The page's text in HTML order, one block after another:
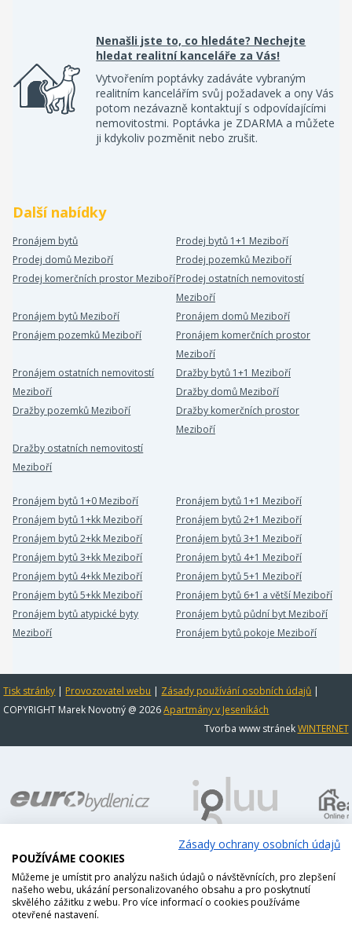
Nenašli jste to, co hledáte? Nechejte
hledat realitní kanceláře za Vás!
Vytvořením poptávky zadáváte vybraným
realitním kancelářím svůj požadavek a ony Vás
potom nezávazně kontaktují s odpovídajícími
nemovitostmi. Poptávka je ZDARMA a můžete
ji kdykoliv pozměnit nebo zrušit.
Další nabídky
Pronájem bytů
Prodej bytů 1+1 Meziboří
Prodej domů Meziboří
Prodej pozemků Meziboří
Prodej komerčních prostor MeziboříProdej ostatních nemovitostí
Meziboří
Pronájem bytů Meziboří
Pronájem domů Meziboří
Pronájem pozemků Meziboří
Pronájem komerčních prostor
Meziboří
Pronájem ostatních nemovitostí
Meziboří
Dražby bytů 1+1 Meziboří
Dražby domů Meziboří
Dražby pozemků Meziboří
Dražby komerčních prostor
Meziboří
Dražby ostatních nemovitostí
Meziboří
Pronájem bytů 1+0 Meziboří
Pronájem bytů 1+1 Meziboří
Pronájem bytů 1+kk Meziboří
Pronájem bytů 2+1 Meziboří
Pronájem bytů 2+kk Meziboří
Pronájem bytů 3+1 Meziboří
Pronájem bytů 3+kk Meziboří
Pronájem bytů 4+1 Meziboří
Pronájem bytů 4+kk Meziboří
Pronájem bytů 5+1 Meziboří
Pronájem bytů 5+kk Meziboří
Pronájem bytů 6+1 a větší Meziboří
Pronájem bytů atypické byty
Meziboří
Pronájem bytů půdní byt Meziboří
Pronájem bytů pokoje Meziboří
Tisk stránky | Provozovatel webu | Zásady používání osobních údajů |
COPYRIGHT Marek Novotný @ 2026Apartmány v Jeseníkách
Tvorba www stránekWINTERNET
Zásady ochrany osobních údajů
POUŽÍVÁME COOKIES
Můžeme je umístit pro analýzu našich údajů o návštěvnících, pro zlepšení
našeho webu, ukázání personalizovaného obsahu a pro poskytnutí
skvělého zážitku z webu. Pro více informací o cookies používáme
otevřené nastavení.